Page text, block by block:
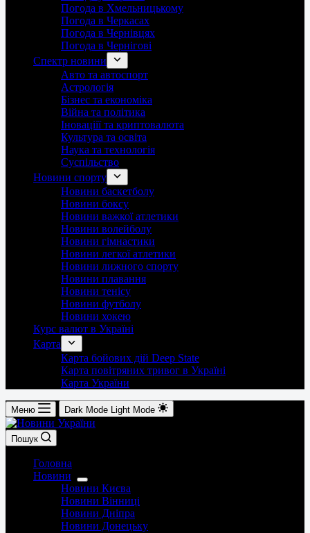
Погода в Хмельницькому
Погода в Черкасах
Погода в Чернівцях
Погода в Чернігові
Спектр новини
Авто та автоспорт
Астрологія
Бізнес та економіка
Війна та політика
Іноваціії та криптовалюта
Культура та освіта
Наука та технологія
Суспільство
Новини спорту
Новини баскетболу
Новини боксу
Новини важкої атлетики
Новини волейболу
Новини гімнастики
Новини легкої атлетики
Новини лижного спорту
Новини плавання
Новини тенісу
Новини футболу
Новини хокею
Курс валют в Україні
Карта
Карта бойових дій Deep State
Карта повітряних тривог в Україні
Карта України
Меню Dark Mode Light Mode
Пошук
Головна
Новини
Новини Києва
Новини Вінниці
Новини Дніпра
Новини Донецьку